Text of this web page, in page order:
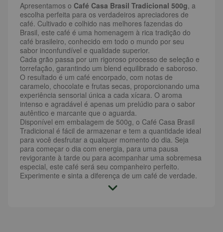
Apresentamos o Café Casa Brasil Tradicional 500g, a
escolha perfeita para os verdadeiros apreciadores de
café. Cultivado e colhido nas melhores fazendas do
Brasil, este café é uma homenagem à rica tradição do
café brasileiro, conhecido em todo o mundo por seu
sabor inconfundível e qualidade superior.
Cada grão passa por um rigoroso processo de seleção e
torrefação, garantindo um blend equilibrado e saboroso.
O resultado é um café encorpado, com notas de
caramelo, chocolate e frutas secas, proporcionando uma
experiência sensorial única a cada xícara. O aroma
intenso e agradável é apenas um prelúdio para o sabor
autêntico e marcante que o aguarda.
Disponível em embalagem de 500g, o Café Casa Brasil
Tradicional é fácil de armazenar e tem a quantidade ideal
para você desfrutar a qualquer momento do dia. Seja
para começar o dia com energia, para uma pausa
revigorante à tarde ou para acompanhar uma sobremesa
especial, este café será seu companheiro perfeito.
Experimente e sinta a diferença de um café de verdade.